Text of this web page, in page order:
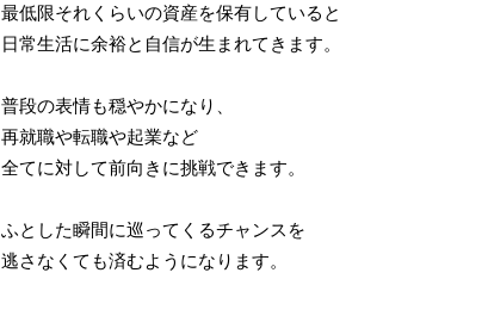
最低限それくらいの資産を保有していると
日常生活に余裕と自信が生まれてきます。
普段の表情も穏やかになり、
再就職や転職や起業など
全てに対して前向きに挑戦できます。
ふとした瞬間に巡ってくるチャンスを
逃さなくても済むようになります。